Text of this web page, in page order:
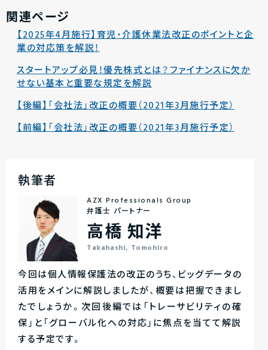
関連ページ
【2025年4月施行】育児・介護休業法改正のポイントと企
業の対応策を解説！
スタートアップ必見！優先株式とは？ファイナンスに欠か
せない基本と重要な規定を解説
【後編】「会社法」改正の概要（2021年3月施行予定）
【前編】「会社法」改正の概要（2021年3月施行予定）
執筆者
AZX Professionals Group
弁護士 パートナー
高橋 知洋
Takahashi, Tomohiro
今回は個人情報保護法の改正のうち、ビッグデータの
活用をメインに解説しましたが、概要は把握できまし
たでしょうか。次回後編では「トレーサビリティの確
保」と「グローバル化への対応」に焦点を当てて解説
する予定です。